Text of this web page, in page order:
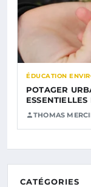
ÉDUCATION
POTAGER
THOMAS
CATÉGORIES